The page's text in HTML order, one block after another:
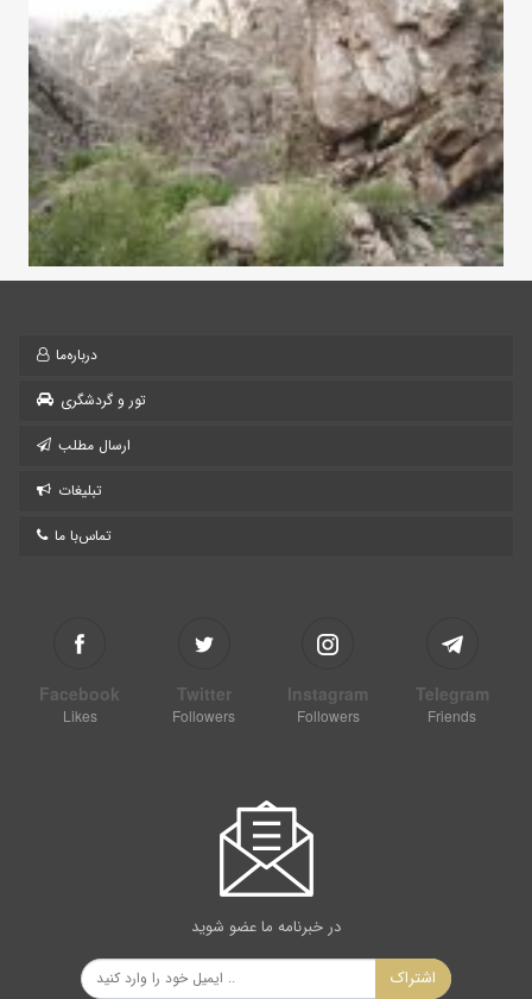
درباره‌ما
تور و گردشگری
ارسال مطلب
تبلیغات
تماس‌با ما
Facebook
Likes
Twitter
Followers
Instagram
Followers
Telegram
Friends
در خبرنامه ما عضو شوید
اشتراک